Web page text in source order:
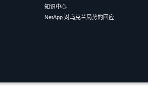
知识中心
NetApp 对乌克兰局势的回应